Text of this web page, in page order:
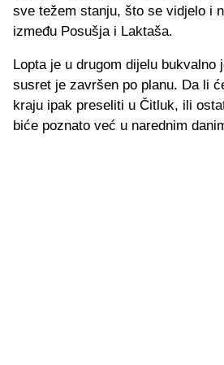
sve težem stanju, što se vidjelo i
između Posušja i Laktaša.
Lopta je u drugom dijelu bukvalno
susret je završen po planu. Da li
kraju ipak preseliti u Čitluk, ili
biće poznato već u narednim